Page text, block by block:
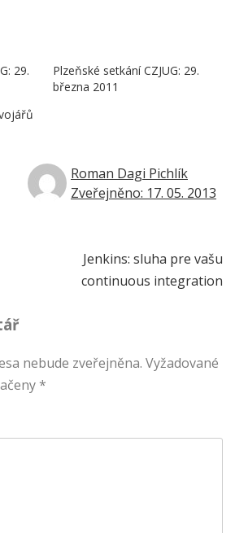
29.
Plzeňské setkání CZJUG: 29.
března 2011
Roman Dagi Pichlík
Zveřejněno: 17. 05. 2013
Jenkins: sluha pre vašu
continuous integration
nebude zveřejněna. Vyžadované
*